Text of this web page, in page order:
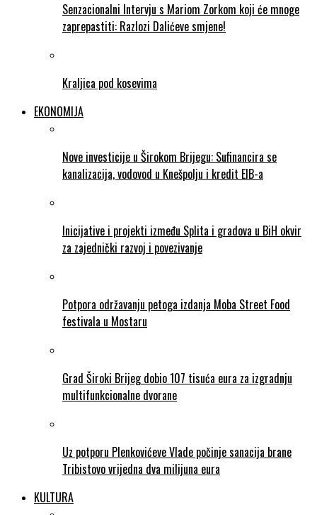
Senzacionalni Intervju s Mariom Zorkom koji će mnoge
zaprepastiti: Razlozi Dalićeve smjene!
Kraljica pod kosevima
EKONOMIJA
Nove investicije u Širokom Brijegu: Sufinancira se
kanalizacija, vodovod u Knešpolju i kredit EIB-a
Inicijative i projekti između Splita i gradova u BiH okvir
za zajednički razvoj i povezivanje
Potpora održavanju petoga izdanja Moba Street Food
festivala u Mostaru
Grad Široki Brijeg dobio 107 tisuća eura za izgradnju
multifunkcionalne dvorane
Uz potporu Plenkovićeve Vlade počinje sanacija brane
Tribistovo vrijedna dva milijuna eura
KULTURA